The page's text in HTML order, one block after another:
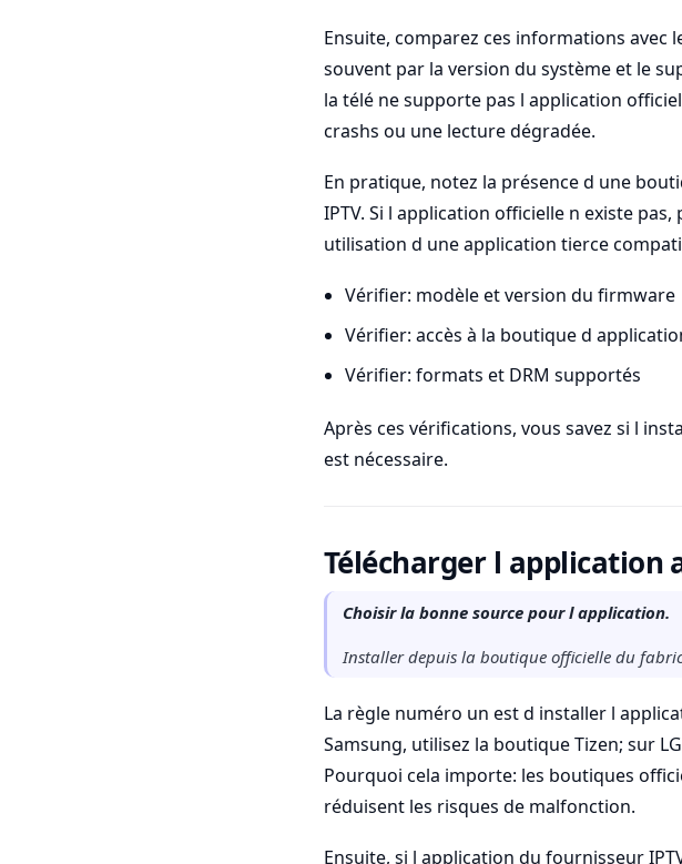
Ensuite, comparez ces informations avec
souvent par la version du système et le
la télé ne supporte pas l application
crashs ou une lecture dégradée.
En pratique, notez la présence d une
IPTV. Si l application officielle n existe
utilisation d une application tierce
Vérifier: modèle et version du firmware
Vérifier: accès à la boutique d
Vérifier: formats et DRM supportés
Après ces vérifications, vous savez si l
est nécessaire.
Télécharger l application
Choisir la bonne source pour l application.
Installer depuis la boutique officielle du
La règle numéro un est d installer l
Samsung, utilisez la boutique Tizen; sur
Pourquoi cela importe: les boutiques
réduisent les risques de malfonction.
Ensuite, si l application du fournisseur